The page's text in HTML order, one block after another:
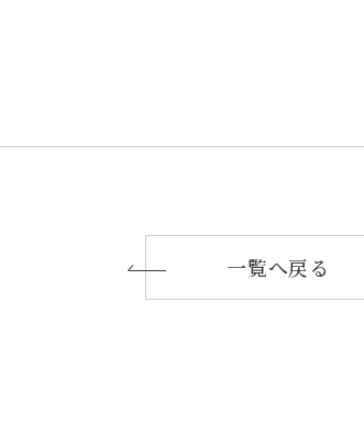
一覧へ戻る